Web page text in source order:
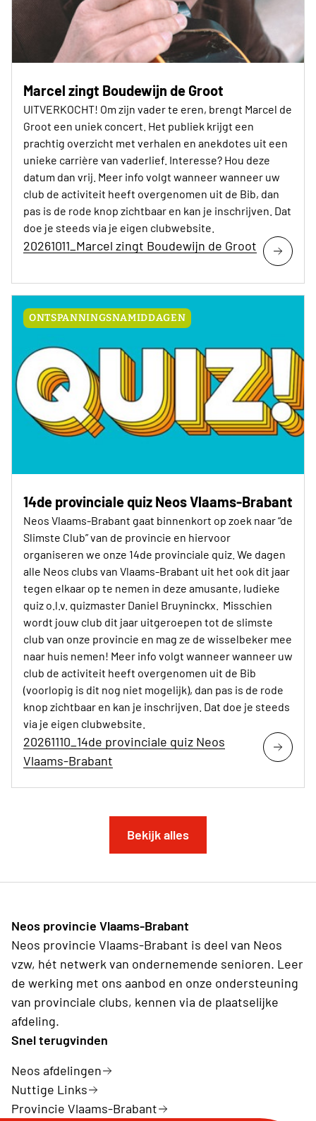
Marcel zingt Boudewijn de Groot
UITVERKOCHT! Om zijn vader te eren, brengt Marcel de
Groot een uniek concert. Het publiek krijgt een
prachtig overzicht met verhalen en anekdotes uit een
unieke carrière van vaderlief. Interesse? Hou deze
datum dan vrij. Meer info volgt wanneer wanneer uw
club de activiteit heeft overgenomen uit de Bib, dan
pas is de rode knop zichtbaar en kan je inschrijven. Dat
doe je steeds via je eigen clubwebsite.
20261011_Marcel zingt Boudewijn de Groot
ONTSPANNINGSNAMIDDAGEN
14de provinciale quiz Neos Vlaams-Brabant
Neos Vlaams-Brabant gaat binnenkort op zoek naar “de
Slimste Club” van de provincie en hiervoor
organiseren we onze 14de provinciale quiz. We dagen
alle Neos clubs van Vlaams-Brabant uit het ook dit jaar
tegen elkaar op te nemen in deze amusante, ludieke
quiz o.l.v. quizmaster Daniel Bruyninckx. Misschien
wordt jouw club dit jaar uitgeroepen tot de slimste
club van onze provincie en mag ze de wisselbeker mee
naar huis nemen! Meer info volgt wanneer wanneer uw
club de activiteit heeft overgenomen uit de Bib
(voorlopig is dit nog niet mogelijk), dan pas is de rode
knop zichtbaar en kan je inschrijven. Dat doe je steeds
via je eigen clubwebsite.
20261110_14de provinciale quiz Neos
Vlaams-Brabant
Bekijk alles
Neos provincie Vlaams-Brabant
Neos provincie Vlaams-Brabant is deel van Neos
vzw, hét netwerk van ondernemende senioren. Leer
de werking met ons aanbod en onze ondersteuning
van provinciale clubs, kennen via de plaatselijke
afdeling.
Snel terugvinden
Neos afdelingen
Nuttige Links
Provincie Vlaams-Brabant